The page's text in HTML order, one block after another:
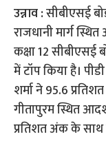
उन्नाव :सीबीएसई
राजधानी मार्ग
कक्षा 12 सीबीएसई
में टॉप किया है।
शर्मा ने 95.6
गीतापुरम स्थित
प्रतिशत अंक के साथ